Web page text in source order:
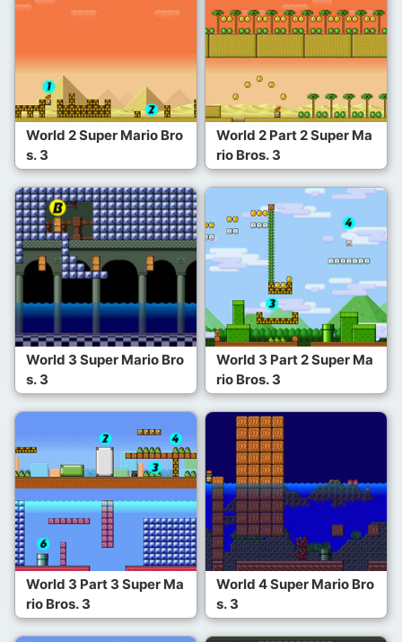
World 2 Super Mario Bro
s. 3
World 2 Part 2 Super Ma
rio Bros. 3
World 3 Super Mario Bro
s. 3
World 3 Part 2 Super Ma
rio Bros. 3
World 3 Part 3 Super Ma
rio Bros. 3
World 4 Super Mario Bro
s. 3